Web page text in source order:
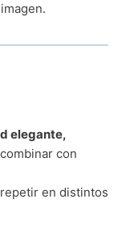
elegante,
con
en distintos